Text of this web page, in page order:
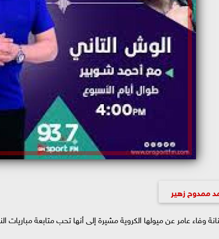
ممدوح زهير
وفاء عامر عن ميولها الكروية مشيرة إلى أنها تحب متابعة مباريات